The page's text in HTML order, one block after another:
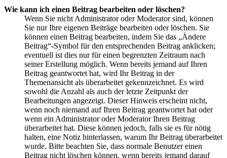
Wie kann ich einen Beitrag bearbeiten oder löschen?
Wenn Sie nicht Administrator oder Moderator sind, können
Sie nur Ihre eigenen Beiträge bearbeiten oder löschen. Sie
können einen Beitrag bearbeiten, indem Sie das „Ändere
Beitrag“-Symbol für den entsprechenden Beitrag anklicken;
eventuell ist dies nur für einen begrenzten Zeitraum nach
seiner Erstellung möglich. Wenn bereits jemand auf Ihren
Beitrag geantwortet hat, wird Ihr Beitrag in der
Themenansicht als überarbeitet gekennzeichnet. Es wird
sowohl die Anzahl als auch der letzte Zeitpunkt der
Bearbeitungen angezeigt. Dieser Hinweis erscheint nicht,
wenn noch niemand auf Ihren Beitrag geantwortet hat oder
wenn ein Administrator oder Moderator Ihren Beitrag
überarbeitet hat. Diese können jedoch, falls sie es für nötig
halten, eine Notiz hinterlassen, warum Ihr Beitrag überarbeitet
wurde. Bitte beachten Sie, dass normale Benutzer einen
Beitrag nicht löschen können, wenn bereits jemand darauf